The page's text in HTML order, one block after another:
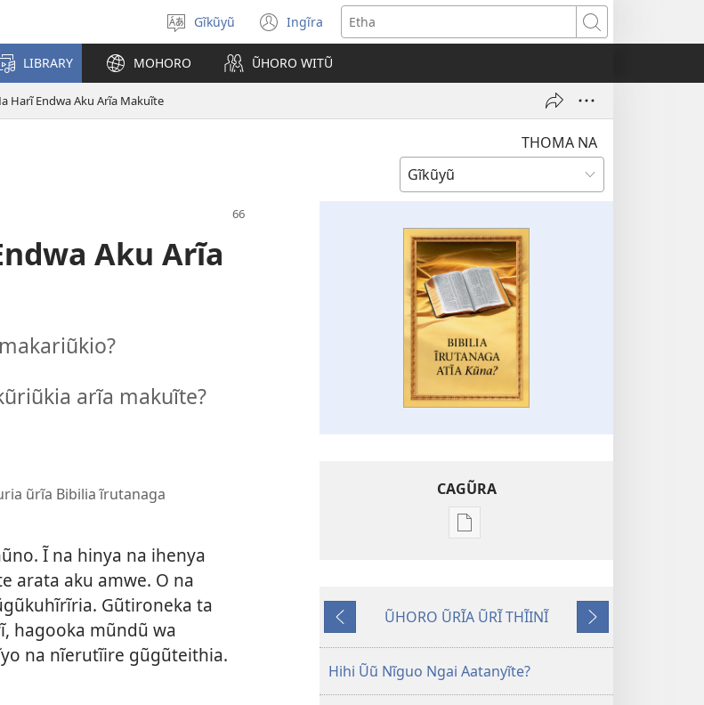
Thuura
rũthiomi
Gĩkũyũ Ingĩra
(opens
new
window)
Etha
LIBRARY MOHORO ŨHORO WITŨ
Harĩ Endwa Aku Arĩa Makuĩte
THOMA NA
Aku Arĩa
arĩa makuĩte?
ũrĩa Bibilia ĩrutanaga
Ĩ na hinya na ihenya
arata aku amwe. O na
Gũtironeka ta
hagooka mũndũ wa
na nĩerutĩire gũgũteithia.
CAGŨRA
Mabuku
Ĩrutanaga
Kũna?
Coka
Thutha
ŨHORO ŨRĨA ŨRĨ THĨINĨ
Kĩrĩa
Kĩrũmĩrĩire
Hihi Ũũ Nĩguo Ngai Aatanyĩte?